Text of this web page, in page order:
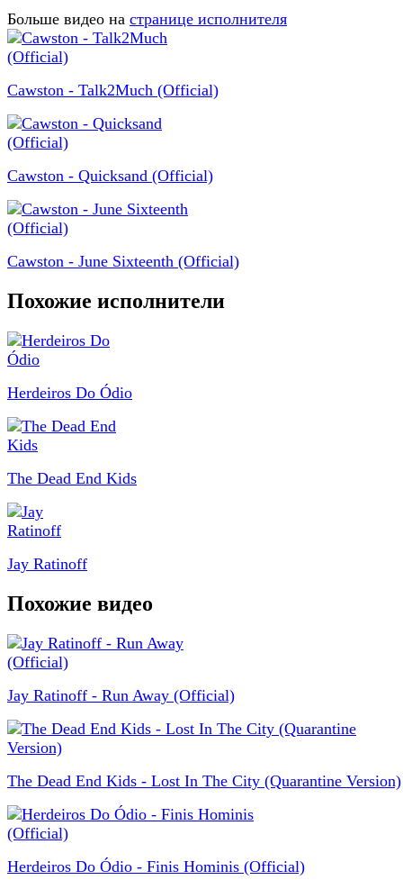
Больше видео на странице исполнителя
Cawston - Talk2Much (Official)
Cawston - Quicksand (Official)
Cawston - June Sixteenth (Official)
Похожие исполнители
Herdeiros Do Ódio
The Dead End Kids
Jay Ratinoff
Похожие видео
Jay Ratinoff - Run Away (Official)
The Dead End Kids - Lost In The City (Quarantine Version)
Herdeiros Do Ódio - Finis Hominis (Official)